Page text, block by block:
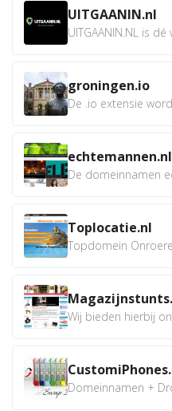
UITGAANIN.nl
groningen.io
echtemannen.nl
Toplocatie.nl